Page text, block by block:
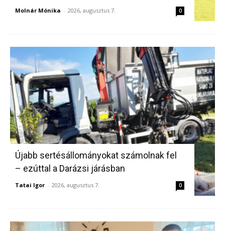
Molnár Mónika - 2026, augusztus 7. 0
Újabb sertésállományokat számolnak fel
– ezúttal a Darázsi járásban
Tatai Igor - 2026, augusztus 7. 0